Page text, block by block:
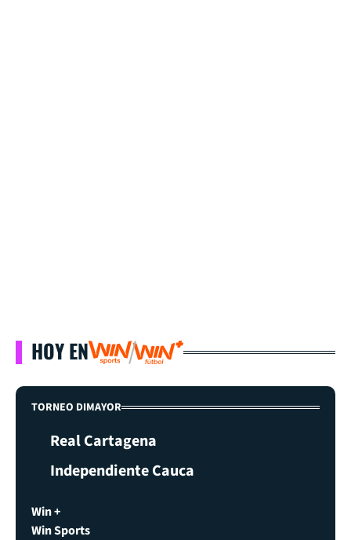
HOY EN
TORNEO DIMAYOR
Real Cartagena
Independiente Cauca
Win +
Win Sports